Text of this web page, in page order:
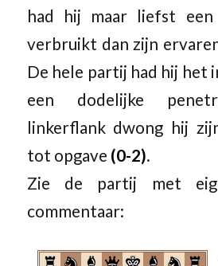
had hij maar liefst
verbruikt dan zijn
De hele partij had hij het
een dodelijke
linkerflank dwong hij
tot opgave (0-2).
Zie de partij met
commentaar: